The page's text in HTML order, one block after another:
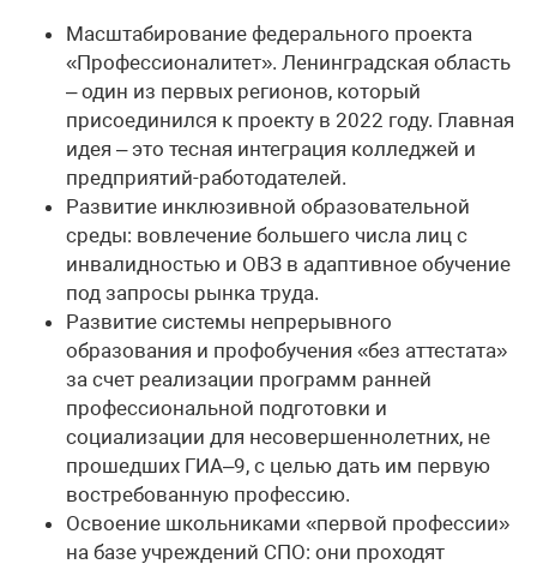
Масштабирование федерального проекта
«Профессионалитет». Ленинградская область
– один из первых регионов, который
присоединился к проекту в 2022 году. Главная
идея – это тесная интеграция колледжей и
предприятий-работодателей.
Развитие инклюзивной образовательной
среды: вовлечение большего числа лиц с
инвалидностью и ОВЗ в адаптивное обучение
под запросы рынка труда.
Развитие системы непрерывного
образования и профобучения «без аттестата»
за счет реализации программ ранней
профессиональной подготовки и
социализации для несовершеннолетних, не
прошедших ГИА–9, с целью дать им первую
востребованную профессию.
Освоение школьниками «первой профессии»
на базе учреждений СПО: они проходят